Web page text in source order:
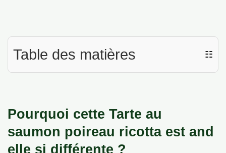
Table des matières ☷
Pourquoi cette Tarte au
saumon poireau ricotta est and
elle si différente ?